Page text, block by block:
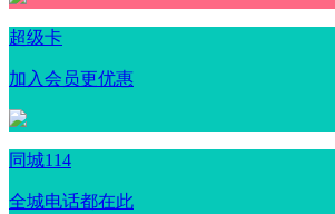
超级卡
加入会员更优惠
同城114
全城电话都在此